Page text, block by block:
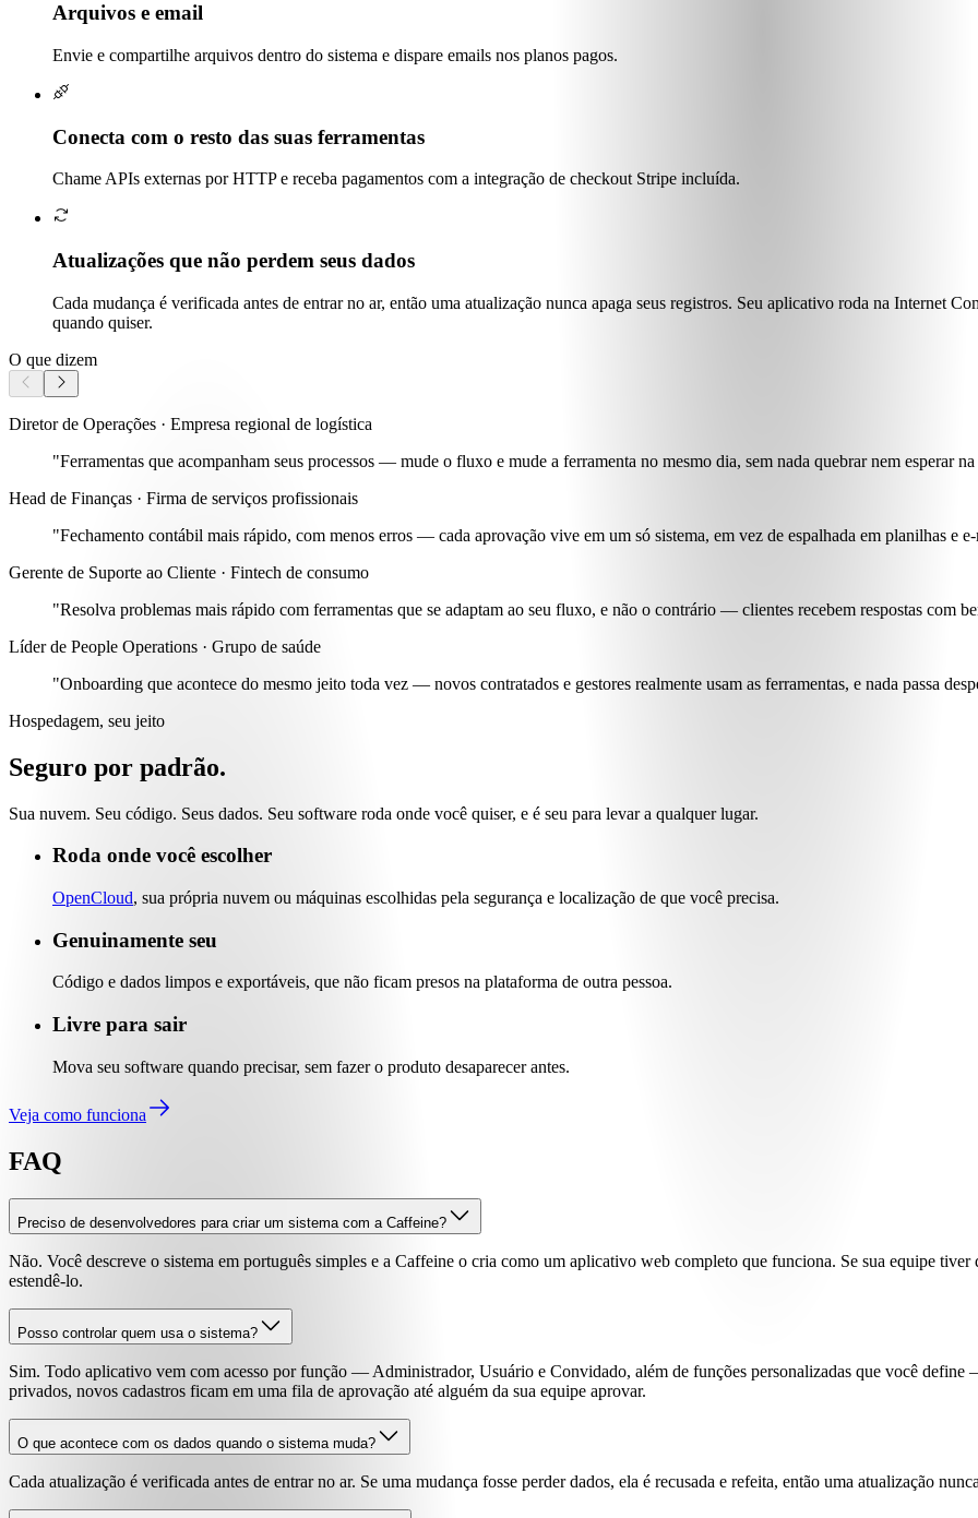
Arquivos e email
Envie e compartilhe arquivos dentro do sistema e dispare emails nos planos pagos.
Conecta com o resto das suas ferramentas
Chame APIs externas por HTTP e receba pagamentos com a integração de checkout Stripe incluída.
Atualizações que não perdem seus dados
Cada mudança é verificada antes de entrar no ar, então uma atualização nunca apaga seus registros. Seu aplicativo roda na Internet
quando quiser.
O que dizem
Diretor de Operações · Empresa regional de logística
"Ferramentas que acompanham seus processos — mude o fluxo e mude a ferramenta no mesmo dia, sem nada quebrar nem esperar
Head de Finanças · Firma de serviços profissionais
"Fechamento contábil mais rápido, com menos erros — cada aprovação vive em um só sistema, em vez de espalhada em planilhas e
Gerente de Suporte ao Cliente · Fintech de consumo
"Resolva problemas mais rápido com ferramentas que se adaptam ao seu fluxo, e não o contrário — clientes recebem respostas com
Líder de People Operations · Grupo de saúde
"Onboarding que acontece do mesmo jeito toda vez — novos contratados e gestores realmente usam as ferramentas, e nada passa
Hospedagem, seu jeito
Seguro por padrão.
Sua nuvem. Seu código. Seus dados. Seu software roda onde você quiser, e é seu para levar a qualquer lugar.
Roda onde você escolher
OpenCloud, sua própria nuvem ou máquinas escolhidas pela segurança e localização de que você precisa.
Genuinamente seu
Código e dados limpos e exportáveis, que não ficam presos na plataforma de outra pessoa.
Livre para sair
Mova seu software quando precisar, sem fazer o produto desaparecer antes.
Veja como funciona
FAQ
Preciso de desenvolvedores para criar um sistema com a Caffeine?
Não. Você descreve o sistema em português simples e a Caffeine o cria como um aplicativo web completo que funciona. Se sua equipe
estendê-lo.
Posso controlar quem usa o sistema?
Sim. Todo aplicativo vem com acesso por função — Administrador, Usuário e Convidado, além de funções personalizadas que você
privados, novos cadastros ficam em uma fila de aprovação até alguém da sua equipe aprovar.
O que acontece com os dados quando o sistema muda?
Cada atualização é verificada antes de entrar no ar. Se uma mudança fosse perder dados, ela é recusada e refeita, então uma atualização